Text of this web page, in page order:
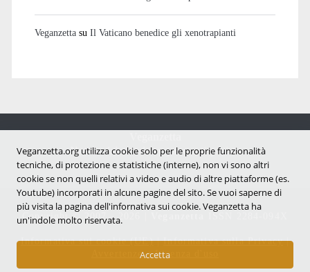
Veganzettasu Il Vaticano benedice gli xenotrapianti
Notizie dal mondo vegan e antispecista
Copyright © 2007 - 2026 |
Informativa sui cookie (UE)|Informativa sulla Privacy|
Avvertenze e Licenza d'uso
Veganzetta.org utilizza cookie solo per le proprie funzionalità
tecniche, di protezione e statistiche (interne), non vi sono altri
cookie se non quelli relativi a video e audio di altre piattaforme (es.
Youtube) incorporati in alcune pagine del sito. Se vuoi saperne di
più visita la pagina dell'infornativa sui cookie. Veganzetta ha
un'indole molto riservata.
Accetta